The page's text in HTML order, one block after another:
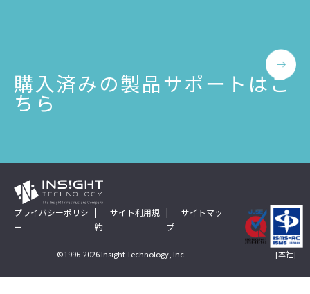
購入済みの製品サポートはこ
ちら
プライバシーポリシ
ー
サイト利用規
約
サイトマッ
プ
©1996-2026 Insight Technology, Inc. [本社]